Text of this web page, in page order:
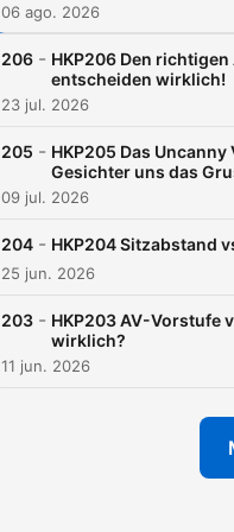
06 ago. 2026
206 - HKP206 Den
entscheiden wirklich!
23 jul. 2026
205 - HKP205 Das
Gesichter uns das
09 jul. 2026
204 - HKP204 Sitzabstand
25 jun. 2026
203 - HKP203 AV-Vorstufe
wirklich?
11 jun. 2026